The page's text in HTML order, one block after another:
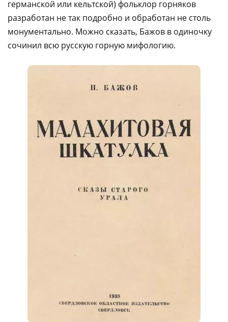
германской или кельтской) фольклор горняков
разработан не так подробно и обработан не столь
монументально. Можно сказать, Бажов в одиночку
сочинил всю русскую горную мифологию.